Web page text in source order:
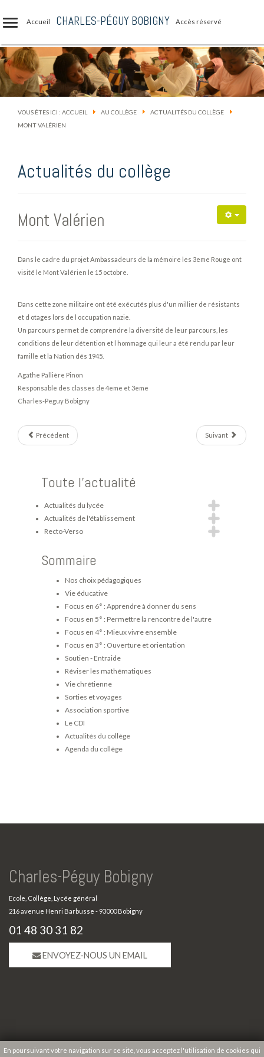
Accueil CHARLES-PÉGUY BOBIGNY Accès réservé
VOUS ÊTES ICI : ACCUEIL AU COLLÈGE
ACTUALITÉS DU COLLÈGE
MONT VALÉRIEN
Actualités du collège
Mont Valérien
Dans le cadre du projet Ambassadeurs de la mémoire les 3eme Rouge ont
visité le Mont Valérien le 15 octobre.
Dans cette zone militaire ont été exécutés plus d'un millier de résistants
et d otages lors de l occupation nazie.
Un parcours permet de comprendre la diversité de leur parcours, les
conditions de leur détention et l hommage qui leur a été rendu par leur
famille et la Nation dés 1945.
Agathe Pallière Pinon
Responsable des classes de 4eme et 3eme
Charles-Peguy Bobigny
Précédent Suivant
Toute l'actualité
Actualités du lycée
Actualités de l'établissement
Recto-Verso
Sommaire
Nos choix pédagogiques
Vie éducative
Focus en 6° : Apprendre à donner du sens
Focus en 5° : Permettre la rencontre de l'autre
Focus en 4° : Mieux vivre ensemble
Focus en 3° : Ouverture et orientation
Soutien - Entraide
Réviser les mathématiques
Vie chrétienne
Sorties et voyages
Association sportive
Le CDI
Actualités du collège
Agenda du collège
Charles-Péguy Bobigny
Ecole, Collège, Lycée général
216 avenue Henri Barbusse - 93000 Bobigny
01 48 30 31 82
ENVOYEZ-NOUS UN EMAIL
En poursuivant votre navigation sur ce site, vous acceptez l'utilisation de cookies qui